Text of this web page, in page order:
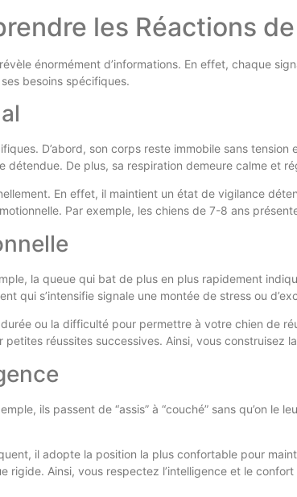
les Réactions
énormément d’informations. En effet, chaque
besoins spécifiques.
D’abord, son corps reste immobile sans
De plus, sa respiration demeure calme et
En effet, il maintient un état de vigilance
Par exemple, les chiens de 7-8 ans
la queue qui bat de plus en plus rapidement
qui s’intensifie signale une montée de stress ou
ou la difficulté pour permettre à votre chien de
réussites successives. Ainsi, vous construisez
ils passent de “assis” à “couché” sans qu’on le
il adopte la position la plus confortable pour
rigide. Ainsi, vous respectez l’intelligence et le